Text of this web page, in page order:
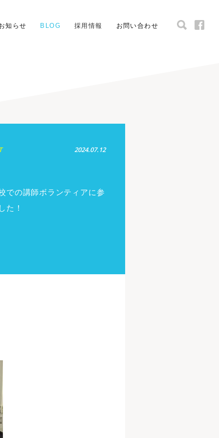
知らせ BLOG 採用情報 お問い合わせ
2024.07.12
での講師ボランティアに参
た！